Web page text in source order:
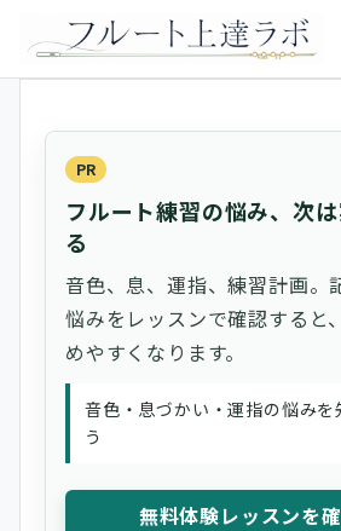
PR
フルート練習の悩み、次
る
音色、息、運指、練習計画。
悩みをレッスンで確認すると
めやすくなります。
音色・息づかい・運指の悩みを
う
無料体験レッスンを